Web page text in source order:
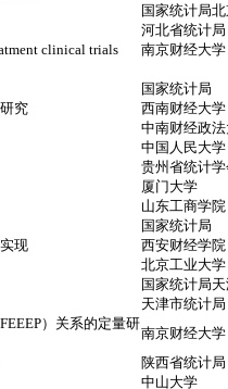
国家统计局
河北省统计局
clinical trials
南京财经大学
国家统计局
究
西南财经大学
中南财经政
中国人民大学
贵州省统计学
厦门大学
山东工商学院
国家统计局
现
西安财经学院
北京工业大学
国家统计局
天津市统计局
）关系的定量研
南京财经大学
陕西省统计局
中山大学